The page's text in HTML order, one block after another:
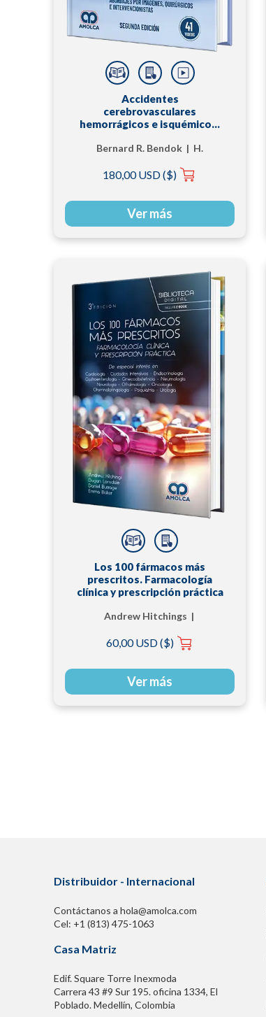
Accidentes
cerebrovasculares
hemorrágicos e isquémicos.
quirúrgicos e
Bernard R. Bendok | H.
180,00 USD ($)
Ver más
Los 100 fármacos más
prescritos. Farmacología
clínica y prescripción práctica
Andrew Hitchings |
Daniel Burrage | Emma
60,00 USD ($)
Ver más
Distribuidor - Internacional
Contáctanos a hola@amolca.com
Cel: +1 (813) 475-1063
Casa Matriz
Edif. Square Torre Inexmoda
Carrera 43 #9 Sur 195. oficina 1334, El
Poblado. Medellín, Colombia